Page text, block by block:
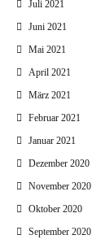
Juli 2021
Juni 2021
Mai 2021
April 2021
März 2021
Februar 2021
Januar 2021
Dezember 2020
November 2020
Oktober 2020
September 2020